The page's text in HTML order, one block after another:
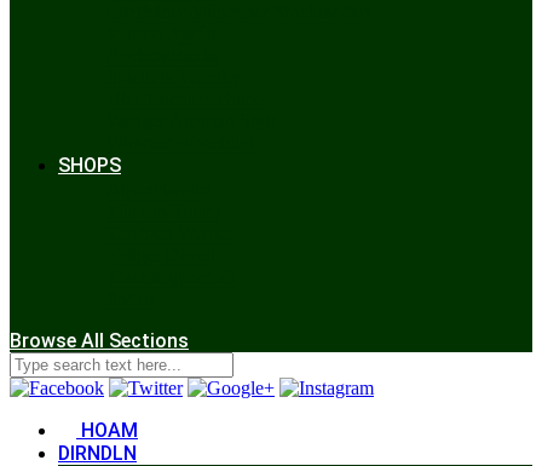
SHOPS
Browse All Sections
HOAM
DIRNDLN